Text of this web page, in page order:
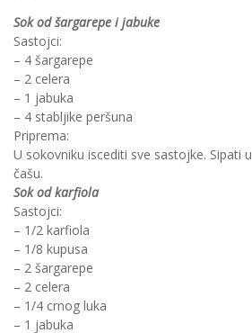
Sok od šargarepe i jabuke
Sastojci:
– 4 šargarepe
– 2 celera
– 1 jabuka
– 4 stabljike peršuna
Priprema:
U sokovniku iscediti sve sastojke. Sipati u
čašu.
Sok od karfiola
Sastojci:
– 1/2 karfiola
– 1/8 kupusa
– 2 šargarepe
– 2 celera
– 1/4 crnog luka
– 1 jabuka